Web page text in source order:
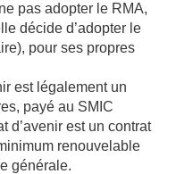
pas adopter le RMA,
décide d’adopter le
pour ses propres
est légalement un
payé au SMIC
d’avenir est un contrat
renouvelable
générale.